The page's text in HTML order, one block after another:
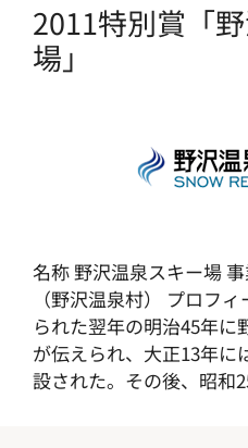
2011特別賞「
場」
名称 野沢温泉スキー場
（野沢温泉村） プロフ
られた翌年の明治45年
が伝えられ、大正13年に
設された。その後、昭和